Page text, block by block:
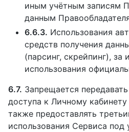
иным учётным записям
данным
6.6.3. Использования
средств получения
(парсинг, скрейпинг), за
использования
6.7. Запрещается
доступа к Личному
также предоставлять
использования Сервиса под